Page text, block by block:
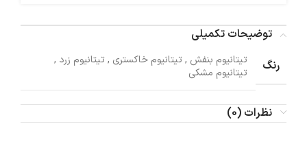
توضیحات تکمیلی
رنگ
تیتانیوم بنفش ,تیتانیوم خاکستری ,تیتانیوم زرد ,
تیتانیوم مشکی
نظرات (0)